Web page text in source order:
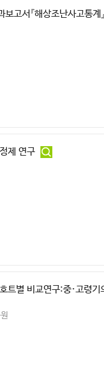
고서『해상조난사고통계
제 연구
트별 비교연구:중·고령기